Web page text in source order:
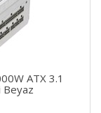
ATX 3.1
Beyaz